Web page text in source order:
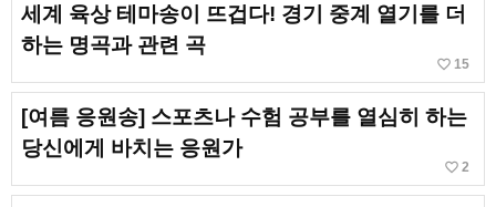
세계 육상 테마송이 뜨겁다! 경기 중계 열기를 더
하는 명곡과 관련 곡
favorite_border 15
[여름 응원송] 스포츠나 수험 공부를 열심히 하는
당신에게 바치는 응원가
favorite_border 2